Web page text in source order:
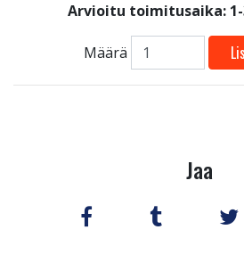
Arvioitu toimitusaika:
Määrä
Jaa